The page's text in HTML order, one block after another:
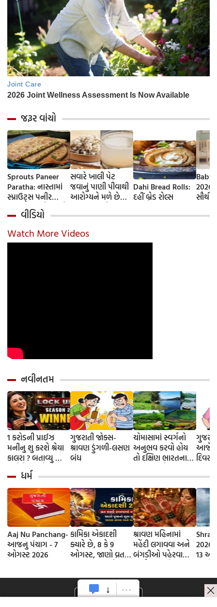
જરૂર વાંચો
Sprouts Paneer
Paratha: નાસ્તામાં
સ્પ્રાઉટ્સ પનીર
પરાઠા બનાવો, તમને
પ્રોટીનનો ડબલ ડોઝ
મળશે
સવારે ખાલી પેટ
જવાનું પાણી પીવાથી
આરોગ્યને મળે છે
જાણીએ તેના ફાયદા
અને ઉપયોગ કરવાની
યોગ્ય રીત
Dahi Bread Rolls:
દહીં બ્રેડ રોલ્સ
Baby
વીડિયો
Watch More Videos
નવીનતમ
1 કરોડની પ્રાઈઝ
મનીનુ શુ કરશે શ્રેયા
કાલરા ? બતાવ્યુ ક્યા
અને કેવી રીતે
કરવાની છે ઈન્વેસ્ટ
ગુજરાતી જોક્સ-
શ્રાવણ ડુંગળી-લસણ
બંધ
ચોમાસામાં સ્વર્ગનો
અનુભવ કરવો હોય
તો દક્ષિણ ભારતના
મુલાકાત લો
આજે
દિવસ
ધર્મ
Aaj Nu Panchang-
આજનુ પંચાગ - 7
ઓગસ્ટ 2026
કામિકા એકાદશી
ક્યારે છે, 8 કે 9
ઓગસ્ટ, જાણો વ્રતની
ભગવાન વિષ્ણુની
પૂજાનું શુભ મુહૂર્ત
શ્રાવણ મહિનામાં
મહેંદી લગાવવા અને
બંગડીઓ પહેરવાના
2026
13